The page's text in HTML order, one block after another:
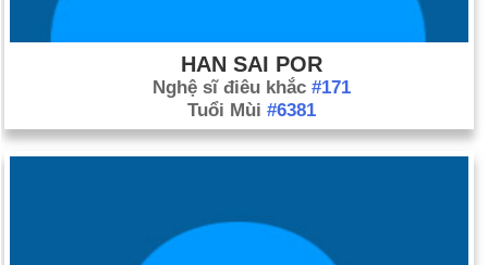
HAN SAI POR
Nghệ sĩ điêu khắc #171
Tuổi Mùi #6381